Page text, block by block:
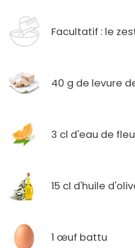
Facultatif : le
40 g de levure
3 cl d'eau de
15 cl d'huile
1 œuf battu